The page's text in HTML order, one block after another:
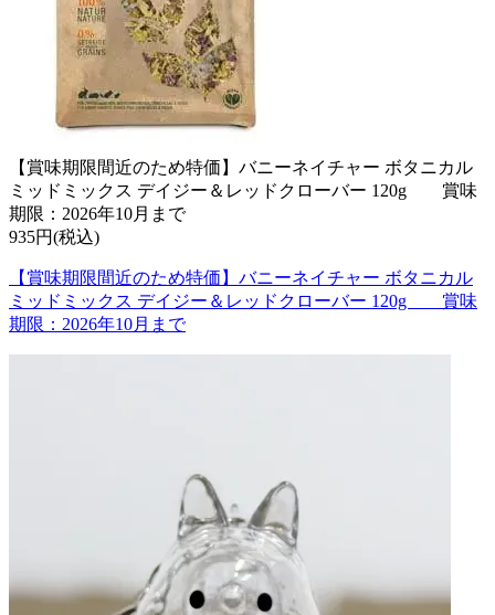
【賞味期限間近のため特価】バニーネイチャー ボタニカル
ミッドミックス デイジー＆レッドクローバー 120g 賞味
期限：2026年10月まで
935円(税込)
【賞味期限間近のため特価】バニーネイチャー ボタニカル
ミッドミックス デイジー＆レッドクローバー 120g 賞味
期限：2026年10月まで